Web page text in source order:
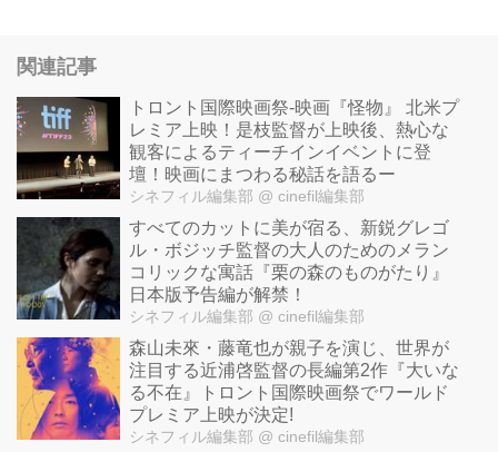
関連記事
トロント国際映画祭-映画『怪物』 北米プ
レミア上映！是枝監督が上映後、熱心な
観客によるティーチインイベントに登
壇！映画にまつわる秘話を語るー
シネフィル編集部 @ cinefil編集部
すべてのカットに美が宿る、新鋭グレゴ
ル・ボジッチ監督の大人のためのメラン
コリックな寓話『栗の森のものがたり』
日本版予告編が解禁！
シネフィル編集部 @ cinefil編集部
森山未來・藤竜也が親子を演じ、世界が
注目する近浦啓監督の長編第2作『大いな
る不在』トロント国際映画祭でワールド
プレミア上映が決定!
シネフィル編集部 @ cinefil編集部